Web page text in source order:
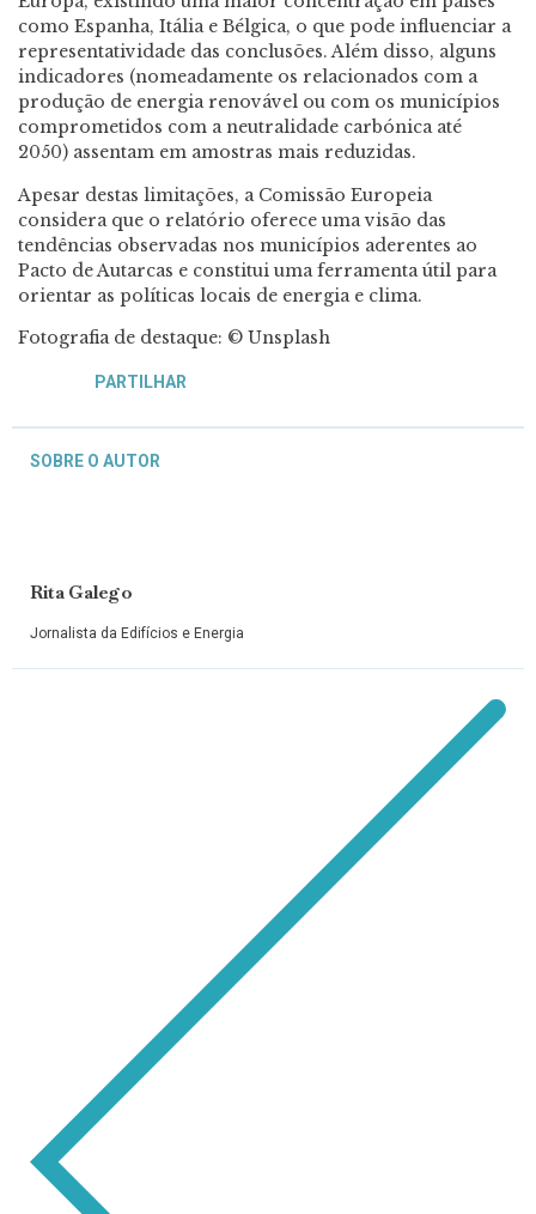
como Espanha, Itália e Bélgica, o que pode influenciar a
representatividade das conclusões. Além disso, alguns
indicadores (nomeadamente os relacionados com a
produção de energia renovável ou com os municípios
comprometidos com a neutralidade carbónica até
2050) assentam em amostras mais reduzidas.
Apesar destas limitações, a Comissão Europeia
considera que o relatório oferece uma visão das
tendências observadas nos municípios aderentes ao
Pacto de Autarcas e constitui uma ferramenta útil para
orientar as políticas locais de energia e clima.
Fotografia de destaque: © Unsplash
PARTILHAR
SOBRE O AUTOR
Rita Galego
Jornalista da Edifícios e Energia